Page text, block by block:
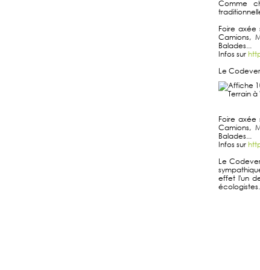
Comme
Foire axée
Camions,
Balades...
Infos sur
Le
Foire axée
Camions,
Balades...
Infos sur
Le
effet l'un